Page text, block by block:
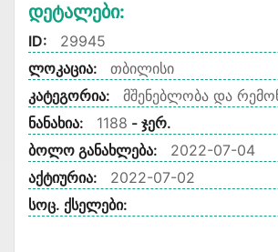
Დეტალები:
ID:
29945
ლოკაცია:
თბილისი
კატეგორია:
მშენებლობა და
ნანახია:
1188 - ჯერ.
ბოლო განახლება:
2022-07-04
აქტიურია:
2022-07-02
სოც. ქსელები: